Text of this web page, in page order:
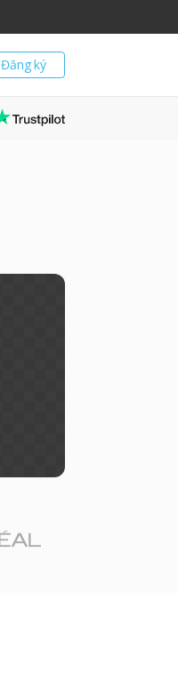
Đăng ký